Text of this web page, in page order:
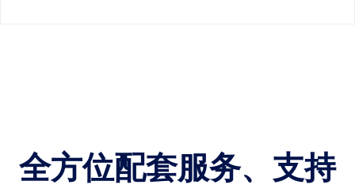
全方位配套服务、支持